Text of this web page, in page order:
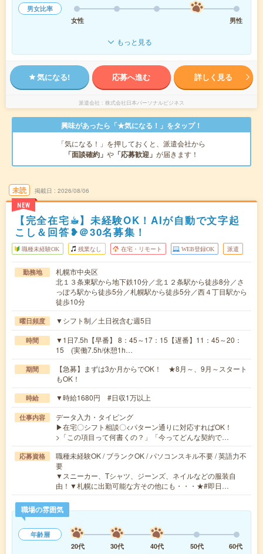
男女比率
女性
男性
もっと見る
気になる! 応募へ進む 詳しく見る
派遣会社 株式会社日本パーソナルビジネス
興味があったら「★気になる！」をタップ！
「気になる！」を押しておくと、派遣会社から
「面談確約」 や 「応募歓迎」 が届きます！
未読
NEW
掲載日 2026/08/06
【完全在宅☕︎】未経験OK！AIが自動で文字起
こし＆回答❥＠30名募集！
職種未経験OK 残業なし 在宅・リモート WEB登録OK 派遣
勤務地
札幌市中央区
北１３条東駅から地下鉄10分／北１２条駅から徒歩8分／さ
っぽろ駅から徒歩5分／札幌駅から徒歩5分／西４丁目駅から
徒歩10分
曜日頻度 ▼シフト制／土日祝含む週5日
時間
▼1日7.5h【早番】 8：45～17：15【遅番】11：45～20：
15 (実働7.5h/休憩1h…
期間
【急募】まずは3か月からでOK！ ★8月～、9月～スタート
もOK！
時給 ▼時給1680円 #日収1万以上
仕事内容
データ入力・タイピング
▶在宅〇シフト相談〇<パターン通りに対応すればOK！
>「この項目って何書くの？」「今ってどんな契約で…
応募資格
職種未経験OK / ブランクOK / パソコンスキル不要 / 英語力不
要
▼スニーカー、Tシャツ、ジーンズ、ネイルなどの服装自
由！▼札幌に出勤可能な方その他にも・・・★#即日…
職場の雰囲気
年齢層
20代
30代 40代 50代
60代